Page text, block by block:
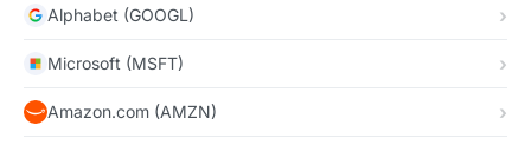
Alphabet (GOOGL)
Microsoft (MSFT)
Amazon.com (AMZN)